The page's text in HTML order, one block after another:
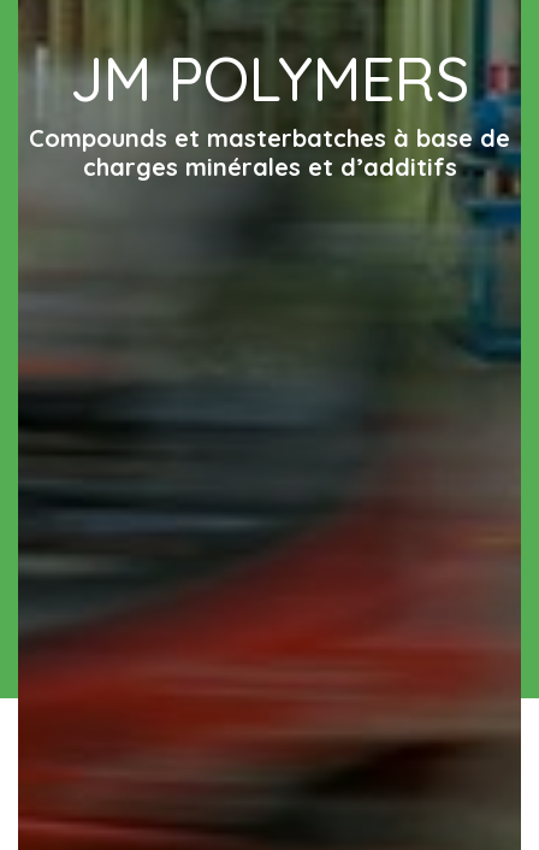
JM POLYMERS
Compounds et masterbatches à base de
charges minérales et d’additifs